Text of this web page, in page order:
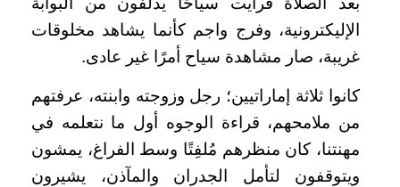
الإليكترونية، وفرج واجم كأنما يشاهد مخلوقات
غريبة، صار مشاهدة سياح أمرًا غير عادى.
كانوا ثلاثة إماراتيين؛ رجل وزوجته وابنته، عرفتهم
من ملامحهم، قراءة الوجوه أول ما نتعلمه في
مهنتنا، كان منظرهم مُلفِتًا وسط الفراغ، يمشون
ويتوقفون لتأمل الجدران والمآذن، يشيرون